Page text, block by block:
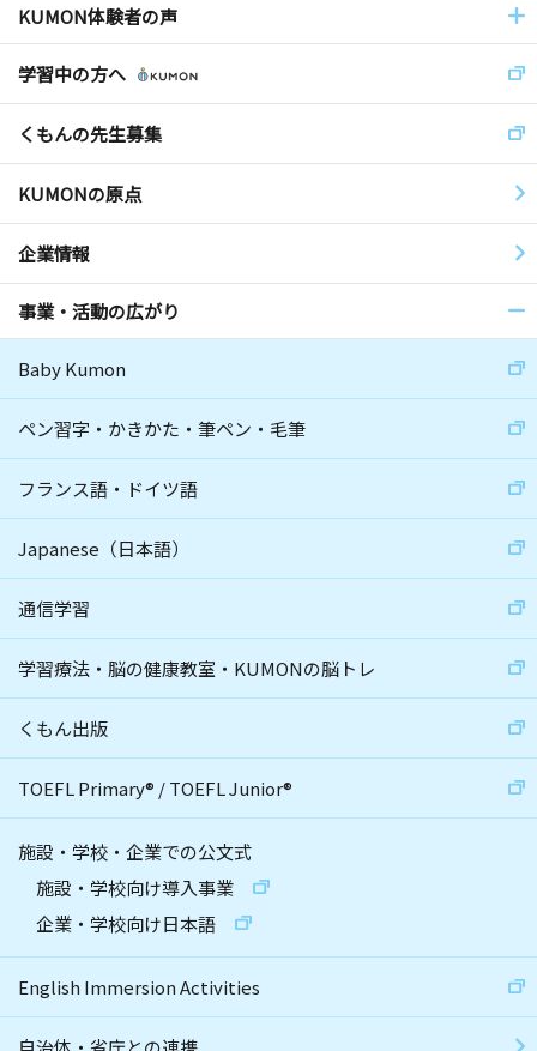
KUMON体験者の声
学習中の方へ
くもんの先生募集
KUMONの原点
企業情報
事業・活動の広がり
Baby Kumon
ペン習字・かきかた・筆ペン・毛筆
フランス語・ドイツ語
Japanese（日本語）
通信学習
学習療法・脳の健康教室・KUMONの脳トレ
くもん出版
TOEFL Primary® /TOEFL Junior®
施設・学校・企業での公文式
施設・学校向け導入事業
企業・学校向け日本語
English Immersion Activities